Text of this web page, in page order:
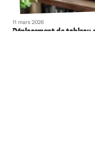
11 mars 2026
Déplacement de